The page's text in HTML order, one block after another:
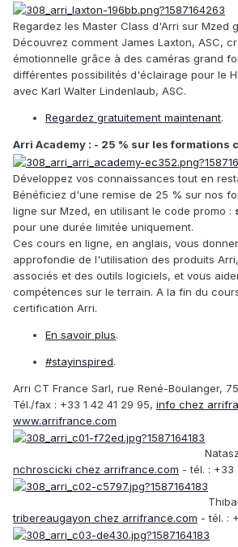
Regardez les Master Class d'Arri sur Mzed
Découvrez comment James Laxton, ASC,
émotionnelle grâce à des caméras grand
différentes possibilités d'éclairage pour le
avec Karl Walter Lindenlaub, ASC.
Regardez gratuitement maintenant.
Arri Academy : - 25 % sur les formations
Développez vos connaissances tout en
Bénéficiez d'une remise de 25 % sur nos
ligne sur Mzed, en utilisant le code promo :
pour une durée limitée uniquement.
Ces cours en ligne, en anglais, vous
approfondie de l'utilisation des produits
associés et des outils logiciels, et vous
compétences sur le terrain. A la fin du
certification Arri.
En savoir plus.
#stayinspired.
Arri CT France Sarl, rue René-Boulanger,
Tél./fax : +33 1 42 41 29 95, info chez
www.arrifrance.com
nchroscicki chez arrifrance.com - tél. : +33
tribereaugayon chez arrifrance.com - tél. :